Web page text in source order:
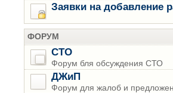
Заявки на добавление
ФОРУМ
СТО
Форум бля обсуждения СТО
ДЖиП
Форум для жалоб и